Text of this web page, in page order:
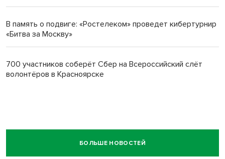
В память о подвиге: «Ростелеком» проведет кибертурнир
«Битва за Москву»
700 участников соберёт Сбер на Всероссийский слёт
волонтёров в Красноярске
БОЛЬШЕ НОВОСТЕЙ